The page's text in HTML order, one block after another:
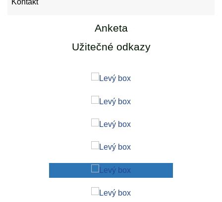
Kontakt
Anketa
Užitečné odkazy